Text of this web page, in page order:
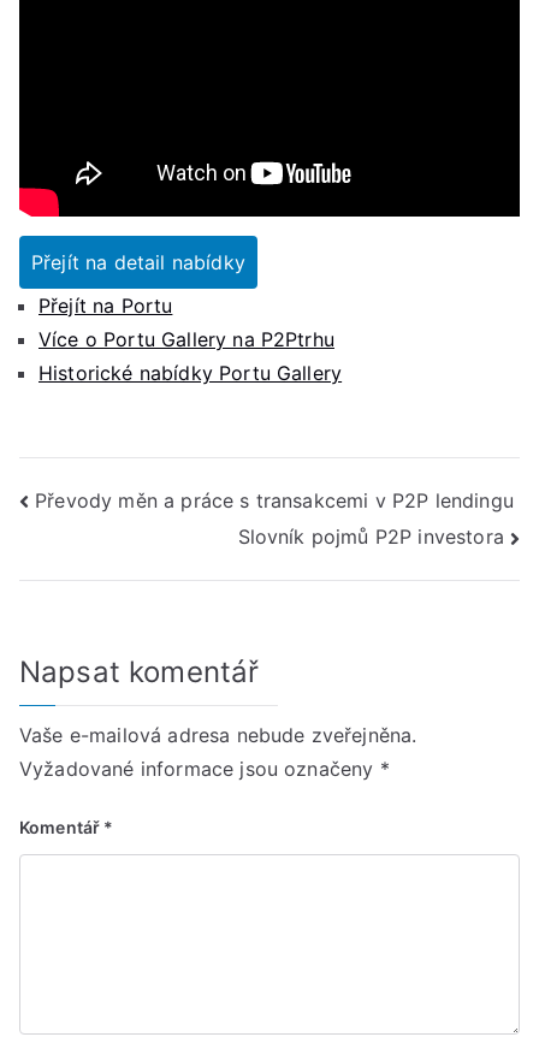
Přejít na detail nabídky
Přejít na Portu
Více o Portu Gallery na P2Ptrhu
Historické nabídky Portu Gallery
Navigace
Převody měn a práce s transakcemi v P2P lendingu
Slovník pojmů P2P investora
Napsat komentář
Vaše e-mailová adresa nebude zveřejněna.
Vyžadované informace jsou označeny *
Komentář *